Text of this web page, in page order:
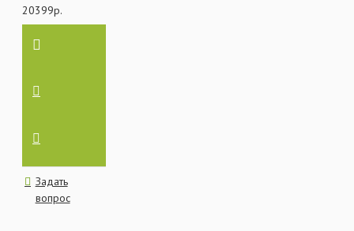
20399р.
Задать
вопрос